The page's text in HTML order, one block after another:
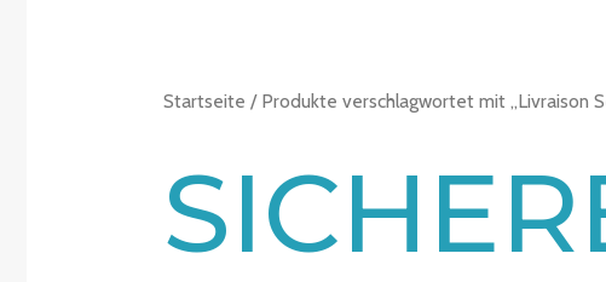
Startseite / Produkte verschlagwortet mit „Livraison